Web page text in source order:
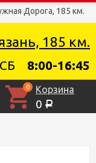
Дорога, 185 км.
185 км.
8:00-16:45
0 Корзина
0 Р